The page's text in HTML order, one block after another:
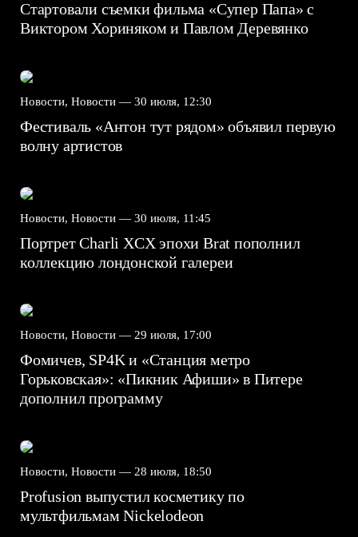
Стартовали съемки фильма «Супер Папа» с
Виктором Хориняком и Павлом Деревянко
Новости, Новости — 30 июля, 12:30
Фестиваль «Антон тут рядом» объявил первую
волну артистов
Новости, Новости — 30 июля, 11:45
Портрет Charli XCX эпохи Brat пополнил
коллекцию лондонской галереи
Новости, Новости — 29 июля, 17:00
Фомичев, SP4K и «Станция метро
Горьковская»: «Пикник Афиши» в Питере
дополнил программу
Новости, Новости — 28 июля, 18:50
Profusion выпустил косметику по
мультфильмам Nickelodeon